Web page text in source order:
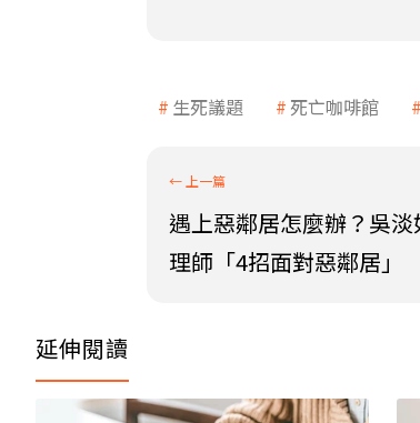
生死議題 死亡咖啡館
遇上惡鄰居怎麼辦？吳
理師「4招面對惡鄰居」
延伸閱讀